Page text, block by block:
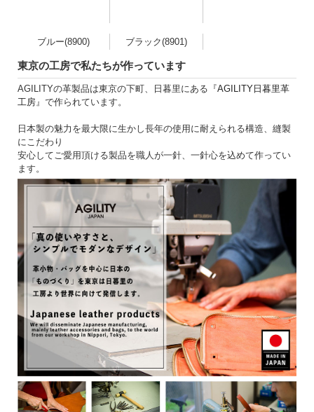
ブルー(8900) ブラック(8901)
東京の工房で私たちが作っています
AGILITYの革製品は東京の下町、日暮里にある『AGILITY日暮里革
工房』で作られています。
日本製の魅力を最大限に生かし長年の使用に耐えられる構造、縫製
にこだわり
安心してご愛用頂ける製品を職人が一針、一針心を込めて作ってい
ます。